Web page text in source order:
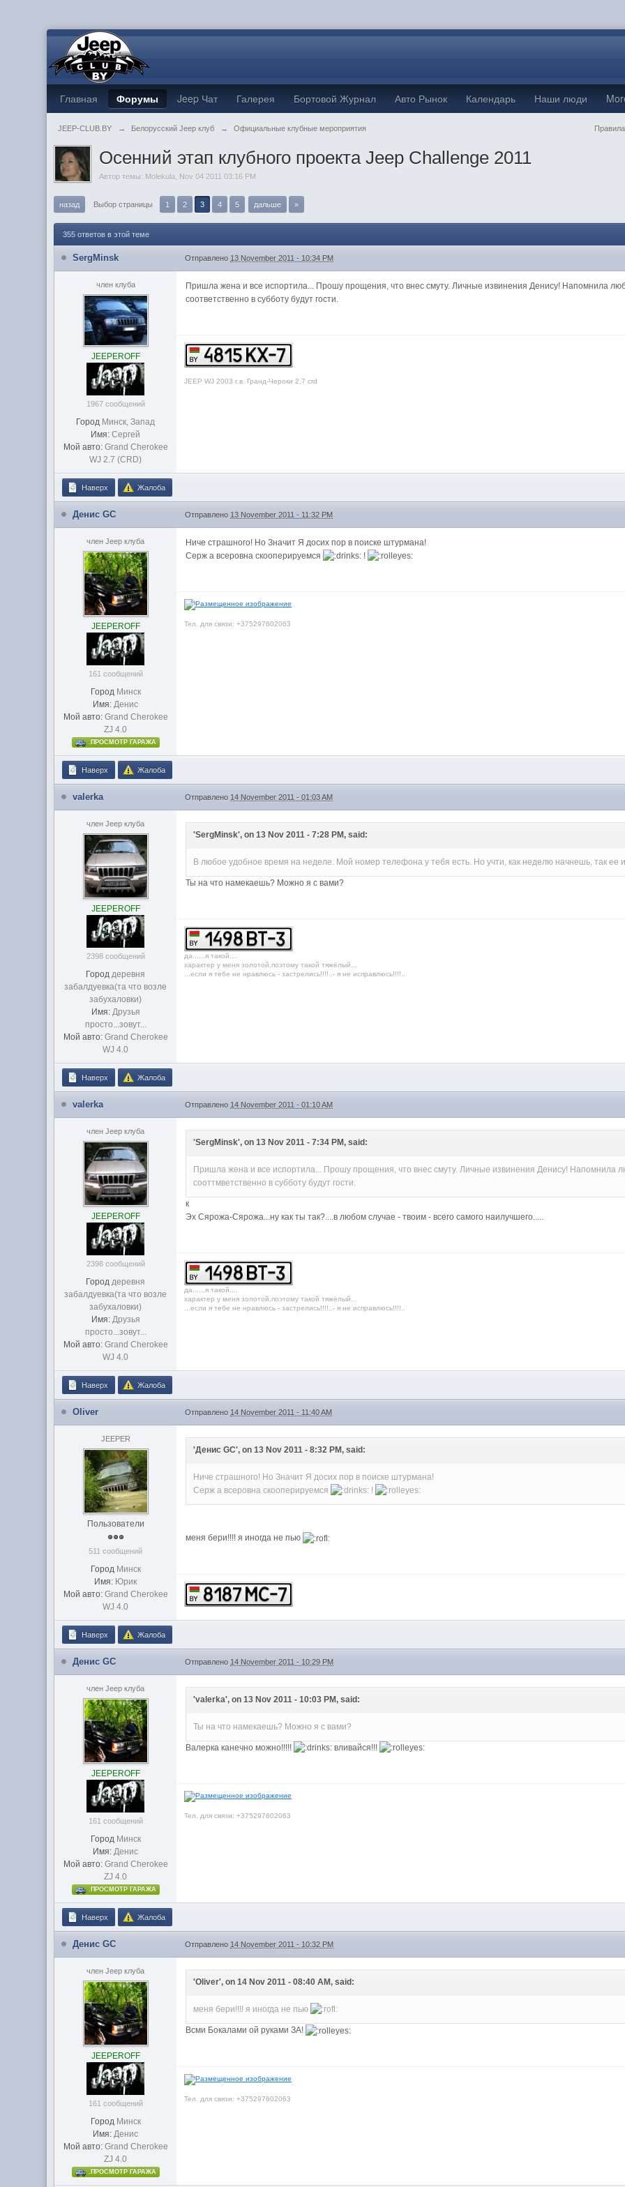
Главная Форумы Jeep Чат Галерея Бортовой Журнал Авто Рынок Календарь Наши люди
JEEP-CLUB.BY → Белорусский Jeep клуб → Официальные клубные мероприятия
Осенний этап клубного проекта Jeep Challenge 2011
Автор темы: Molekula Nov 04 2011 03:16 PM
назад Выбор страницы 1 2 3 4 5 дальше »
355 ответов в этой теме
SergMinsk Отправлено 13 November 2011 - 10:34 PM
член клуба
JEEPEROFF
1967 сообщений
Город Минск, Запад
Имя: Сергей
Мой авто: Grand Cherokee
WJ 2.7 (CRD)
Пришла жена и все испортила... Прошу прощения, что внес смуту. Личные извинения Денису! Напомнила
соответственно в субботу будут гости.
JEEP WJ 2003 г.в. Гранд-Чероки 2,7 crd
Наверх Жалоба
Денис GC Отправлено 13 November 2011 - 11:32 PM
член Jeep клуба
JEEPEROFF
161 сообщений
Город Минск
Имя: Денис
Мой авто: Grand Cherokee
ZJ 4.0
.ПРОСМОТР ГАРАЖА
Ниче страшного! Но Значит Я досих пор в поиске штурмана!
Серж а всеровна скооперируемся
!
Тел. для связи: +375297602063
Наверх Жалоба
valerka Отправлено 14 November 2011 - 01:03 AM
член Jeep клуба
JEEPEROFF
2398 сообщений
Город дeрeвня
зaбaлдуeвкa(та что возле
забухаловки)
Имя: Друзья
просто...зовут...
Мой авто: Grand Cherokee
WJ 4.0
'SergMinsk', on 13 Nov 2011 - 7:28 PM, said:
В любое удобное время на неделе. Мой номер телефона у тебя есть. Но учти, как неделю начнешь, так ее
Ты на что намекаешь? Можно я с вами?
дa......я тaкой....
характер у меня золотой,поэтому такой тяжёлый...
...если я тебе не нравлюсь - застрелись!!!!..- я не исправлюсь!!!!..
Наверх Жалоба
valerka Отправлено 14 November 2011 - 01:10 AM
член Jeep клуба
JEEPEROFF
2398 сообщений
Город дeрeвня
зaбaлдуeвкa(та что возле
забухаловки)
Имя: Друзья
просто...зовут...
Мой авто: Grand Cherokee
WJ 4.0
'SergMinsk', on 13 Nov 2011 - 7:34 PM, said:
Пришла жена и все испортила... Прошу прощения, что внес смуту. Личные извинения Денису! Напомнила
сооттмветственно в субботу будут гости.
к
Эх Сярожа-Сярожа...ну как ты так?....в любом случае - твоим - всего самого наилучшего.....
дa......я тaкой....
характер у меня золотой,поэтому такой тяжёлый...
...если я тебе не нравлюсь - застрелись!!!!..- я не исправлюсь!!!!..
Наверх Жалоба
Oliver Отправлено 14 November 2011 - 11:40 AM
JEEPER
Пользователи
511 сообщений
Город Минск
Имя: Юрик
Мой авто: Grand Cherokee
WJ 4.0
'Денис GC', on 13 Nov 2011 - 8:32 PM, said:
Ниче страшного! Но Значит Я досих пор в поиске штурмана!
Серж а всеровна скооперируемся
!
меня бери!!!! я иногда не пью
Наверх Жалоба
Денис GC Отправлено 14 November 2011 - 10:29 PM
член Jeep клуба
JEEPEROFF
161 сообщений
Город Минск
Имя: Денис
Мой авто: Grand Cherokee
ZJ 4.0
.ПРОСМОТР ГАРАЖА
'valerka', on 13 Nov 2011 - 10:03 PM, said:
Ты на что намекаешь? Можно я с вами?
Валерка канечно можно!!!!! вливайся!!!
Тел. для связи: +375297602063
Наверх Жалоба
Денис GC Отправлено 14 November 2011 - 10:32 PM
член Jeep клуба
JEEPEROFF
161 сообщений
Город Минск
Имя: Денис
Мой авто: Grand Cherokee
ZJ 4.0
.ПРОСМОТР ГАРАЖА
'Oliver', on 14 Nov 2011 - 08:40 AM, said:
меня бери!!!! я иногда не пью
Всми Бокалами ой руками ЗА!
Тел. для связи: +375297602063